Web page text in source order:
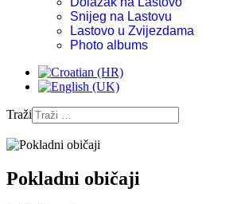
Snijeg na Lastovu
Lastovo u Zvijezdama
Photo albums
Traži
Pokladni običaji